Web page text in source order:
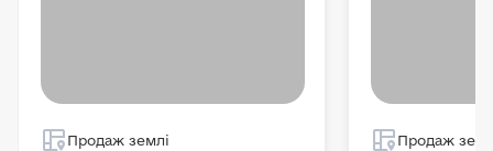
Продаж землі Продаж